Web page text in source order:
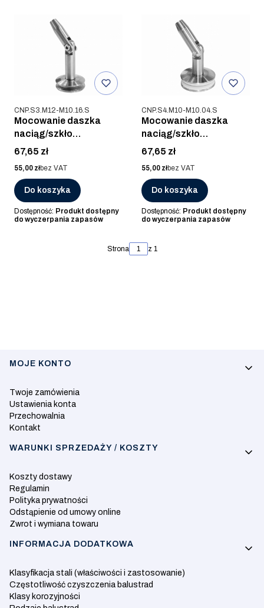
Kod produktu
CNP.S3.M12-M10.16.S
Mocowanie daszka
naciąg/szkło
M12R/M10, AISI 316,
SZLIF (70x77mm)
Cena
67,65 zł
Cena
55,00 złbez VAT
Do koszyka
Dostępność: Produkt dostępny
do wyczerpania zapasów
Kod produktu
CNP.S4.M10-M10.04.S
Mocowanie daszka
naciąg/szkło
M10L/M10, AISI 316,
SZLIF (55x70mm)
Cena
67,65 zł
Cena
55,00 złbez VAT
Do koszyka
Dostępność: Produkt dostępny
do wyczerpania zapasów
Strona z 1
Linki w stopce
MOJE KONTO
Twoje zamówienia
Ustawienia konta
Przechowalnia
Kontakt
WARUNKI SPRZEDAŻY / KOSZTY
Koszty dostawy
Regulamin
Polityka prywatności
Odstąpienie od umowy online
Zwrot i wymiana towaru
INFORMACJA DODATKOWA
Klasyfikacja stali (właściwości i zastosowanie)
Częstotliwość czyszczenia balustrad
Klasy korozyjności